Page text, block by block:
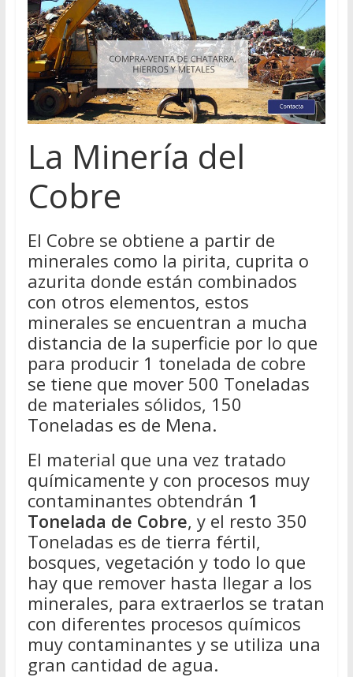
La Minería del
Cobre
El Cobre se obtiene a partir de
minerales como la pirita, cuprita o
azurita donde están combinados
con otros elementos, estos
minerales se encuentran a mucha
distancia de la superficie por lo que
para producir 1 tonelada de cobre
se tiene que mover 500 Toneladas
de materiales sólidos, 150
Toneladas es de Mena.
El material que una vez tratado
químicamente y con procesos muy
contaminantes obtendrán 1
Tonelada de Cobre, y el resto 350
Toneladas es de tierra fértil,
bosques, vegetación y todo lo que
hay que remover hasta llegar a los
minerales, para extraerlos se tratan
con diferentes procesos químicos
muy contaminantes y se utiliza una
gran cantidad de agua.